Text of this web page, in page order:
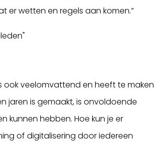
er wetten en regels aan komen.”
ook veelomvattend en heeft te maken
jaren is gemaakt, is onvoldoende
kunnen hebben. Hoe kun je er
of digitalisering door iedereen